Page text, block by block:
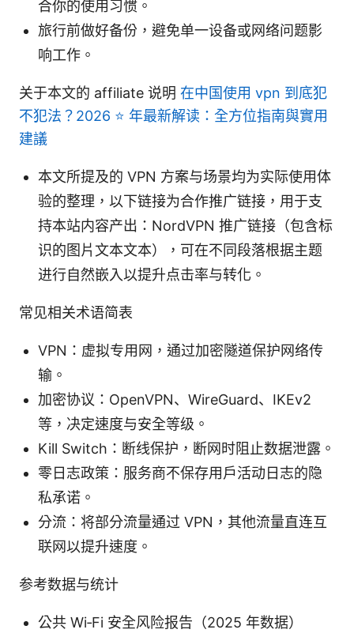
合你的使用习惯。
旅行前做好备份，避免单一设备或网络问题影
响工作。
关于本文的 affiliate 说明 在中国使用 vpn 到底犯
不犯法？2026 ⭐ 年最新解读：全方位指南與實用
建議
本文所提及的 VPN 方案与场景均为实际使用体
验的整理，以下链接为合作推广链接，用于支
持本站内容产出：NordVPN 推广链接（包含标
识的图片文本文本），可在不同段落根据主题
进行自然嵌入以提升点击率与转化。
常见相关术语简表
VPN：虚拟专用网，通过加密隧道保护网络传
输。
加密协议：OpenVPN、WireGuard、IKEv2
等，决定速度与安全等级。
Kill Switch：断线保护，断网时阻止数据泄露。
零日志政策：服务商不保存用户活动日志的隐
私承诺。
分流：将部分流量通过 VPN，其他流量直连互
联网以提升速度。
参考数据与统计
公共 Wi‑Fi 安全风险报告（2025 年数据）